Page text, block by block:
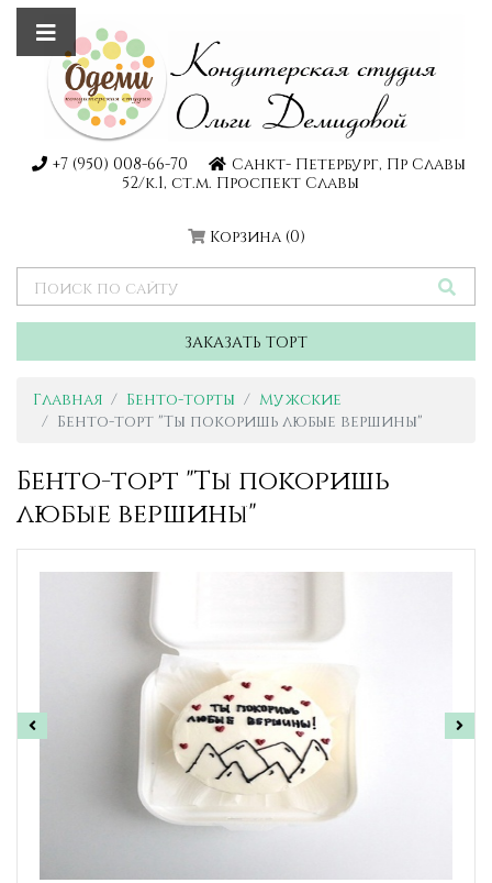
+7 (950) 008-66-70
Санкт- Петербург, Пр Славы
52/к.1, ст.м. Проспект Славы
Корзина (0)
ЗАКАЗАТЬ ТОРТ
Главная Бенто-торты
Мужские
Бенто-торт "Ты покоришь любые вершины"
Бенто-торт "Ты покоришь
любые вершины"